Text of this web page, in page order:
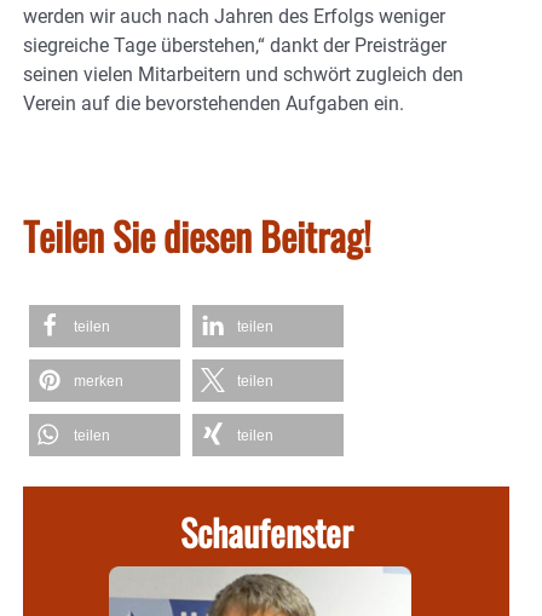
werden wir auch nach Jahren des Erfolgs weniger
siegreiche Tage überstehen,“ dankt der Preisträger
seinen vielen Mitarbeitern und schwört zugleich den
Verein auf die bevorstehenden Aufgaben ein.
Teilen Sie diesen Beitrag!
teilen teilen
merken teilen
teilen teilen
Schaufenster